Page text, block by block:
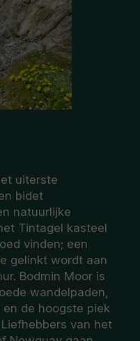
uiterste
bidet
natuurlijke
Tintagel kasteel
vinden; een
gelinkt wordt aan
Bodmin Moor is
wandelpaden,
de hoogste piek
van het